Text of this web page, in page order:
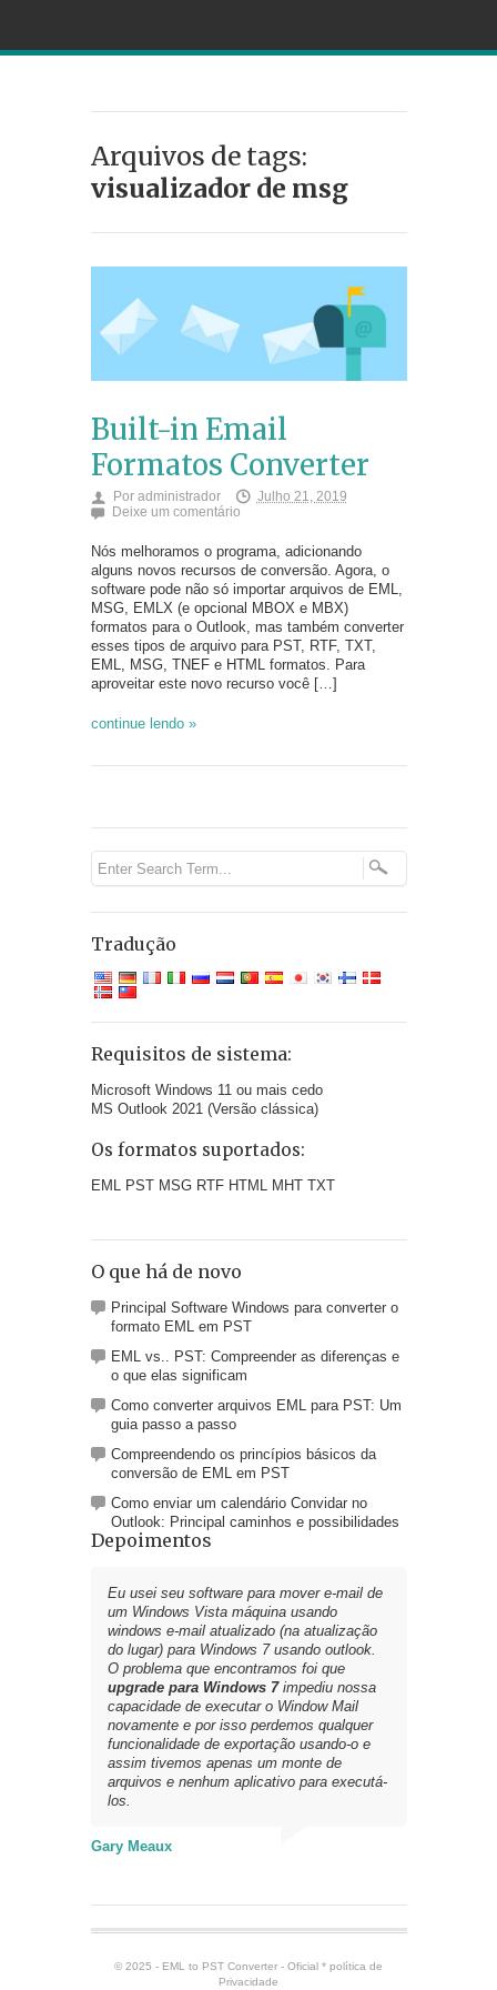
Arquivos de tags:
visualizador de msg
Built-in Email
Formatos Converter
Por administrador
Julho 21, 2019
Deixe um comentário
Nós melhoramos o programa, adicionando
alguns novos recursos de conversão. Agora, o
software pode não só importar arquivos de EML,
MSG, EMLX (e opcional MBOX e MBX)
formatos para o Outlook, mas também converter
esses tipos de arquivo para PST, RTF, TXT,
EML, MSG, TNEF e HTML formatos. Para
aproveitar este novo recurso você […]
continue lendo »
Tradução
Requisitos de sistema:
Microsoft Windows 11 ou mais cedo
MS Outlook 2021 (Versão clássica)
Os formatos suportados:
EML PST MSG RTF HTML MHT TXT
O que há de novo
Principal Software Windows para converter o
formato EML em PST
EML vs.. PST: Compreender as diferenças e
o que elas significam
Como converter arquivos EML para PST: Um
guia passo a passo
Compreendendo os princípios básicos da
conversão de EML em PST
Como enviar um calendário Convidar no
Outlook: Principal caminhos e possibilidades
Depoimentos
Eu usei seu software para mover e-mail de
um Windows Vistamáquina usando
windows e-mail atualizado (na atualização
do lugar) para Windows 7 usando outlook.
O problema que encontramos foi que
upgrade para Windows 7impediu nossa
capacidade de executar o Window Mail
novamente e por isso perdemos qualquer
funcionalidade de exportação usando-o e
assim tivemos apenas um monte de
arquivos e nenhum aplicativo para executá-
los.
Gary Meaux
© 2025 - EML to PST Converter - Oficial * política de
Privacidade